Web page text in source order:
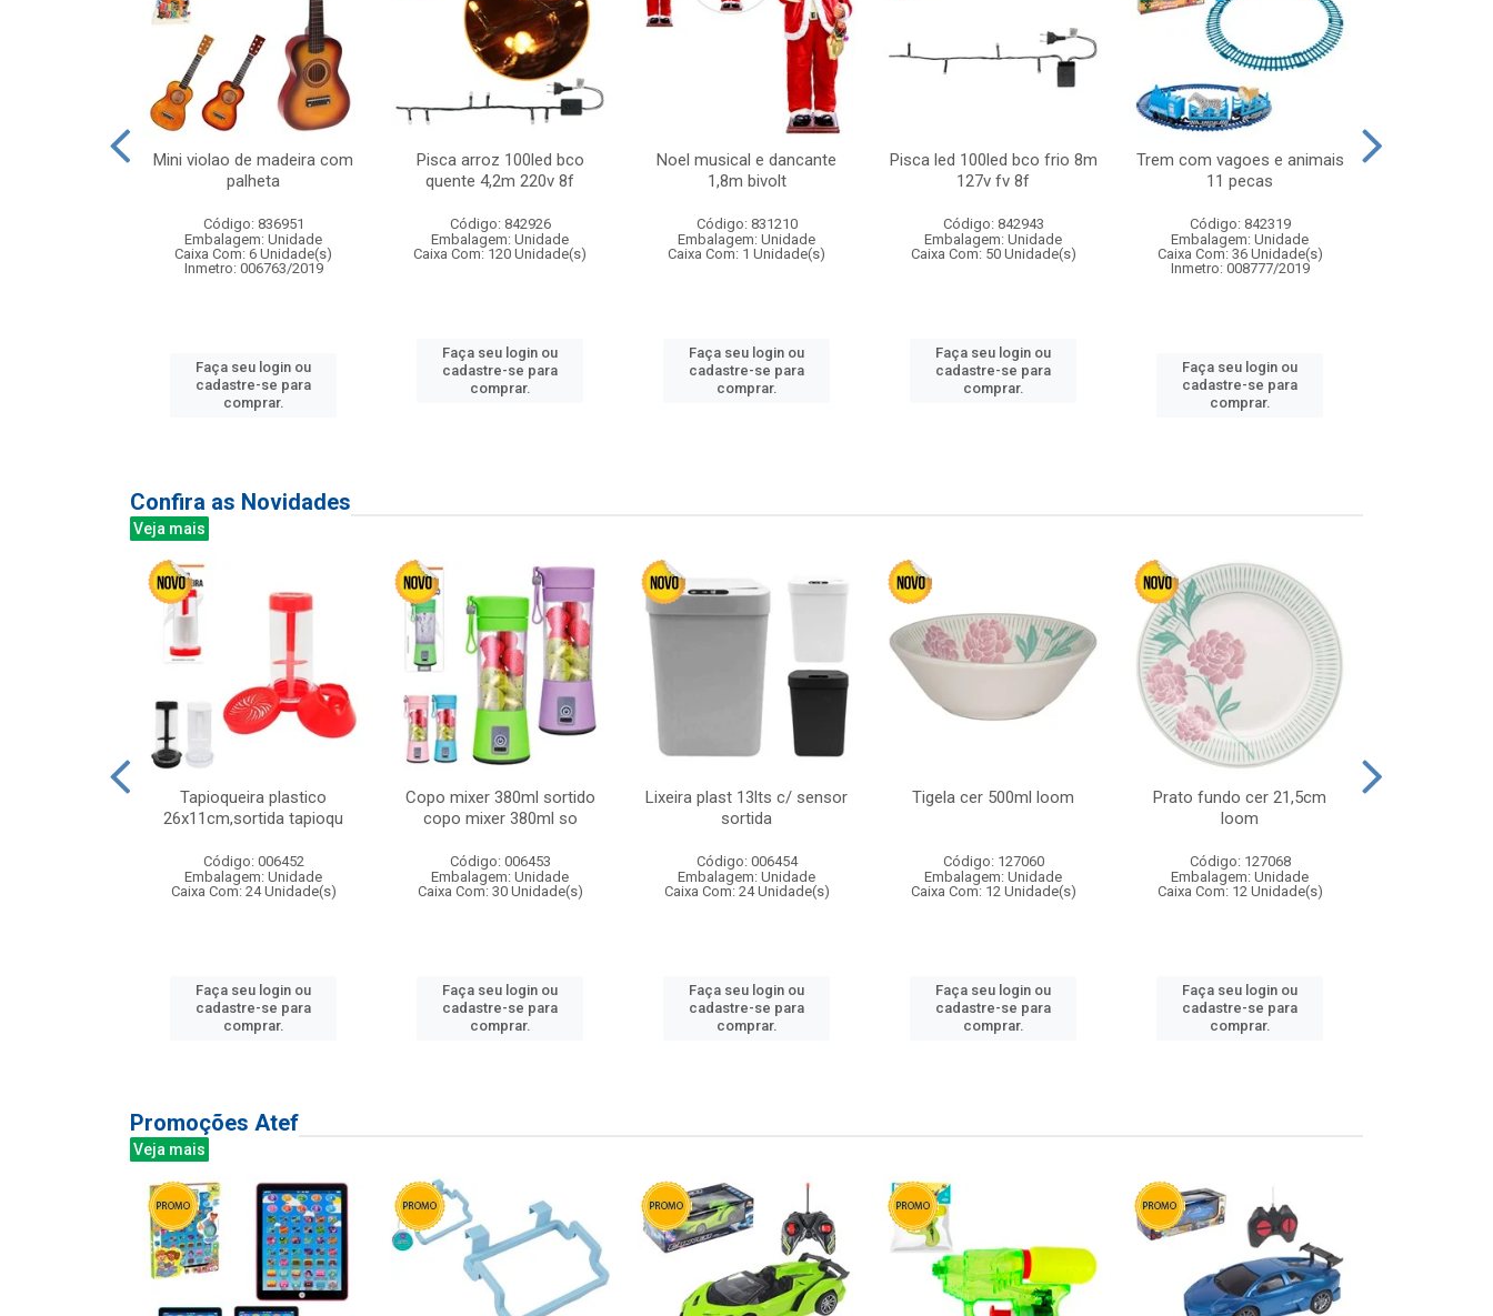
Mini violao de madeira com
palheta
Código: 836951
Embalagem: Unidade
Caixa Com: 6 Unidade(s)
Inmetro: 006763/2019
Faça seu login ou
cadastre-se para
comprar.
Pisca arroz 100led bco
quente 4,2m 220v 8f
Código: 842926
Embalagem: Unidade
Caixa Com: 120 Unidade(s)
Faça seu login ou
cadastre-se para
comprar.
Noel musical e dancante
1,8m bivolt
Código: 831210
Embalagem: Unidade
Caixa Com: 1 Unidade(s)
Faça seu login ou
cadastre-se para
comprar.
Pisca led 100led bco frio 8m
127v fv 8f
Código: 842943
Embalagem: Unidade
Caixa Com: 50 Unidade(s)
Faça seu login ou
cadastre-se para
comprar.
Trem com vagoes e animais
11 pecas
Código: 842319
Embalagem: Unidade
Caixa Com: 36 Unidade(s)
Inmetro: 008777/2019
Faça seu login ou
cadastre-se para
comprar.
Confira as Novidades
Veja mais
Tapioqueira plastico
26x11cm,sortida tapioqu
Código: 006452
Embalagem: Unidade
Caixa Com: 24 Unidade(s)
Faça seu login ou
cadastre-se para
comprar.
Copo mixer 380ml sortido
copo mixer 380ml so
Código: 006453
Embalagem: Unidade
Caixa Com: 30 Unidade(s)
Faça seu login ou
cadastre-se para
comprar.
Lixeira plast 13lts c/ sensor
sortida
Código: 006454
Embalagem: Unidade
Caixa Com: 24 Unidade(s)
Faça seu login ou
cadastre-se para
comprar.
Tigela cer 500ml loom
Código: 127060
Embalagem: Unidade
Caixa Com: 12 Unidade(s)
Faça seu login ou
cadastre-se para
comprar.
Prato fundo cer 21,5cm
loom
Código: 127068
Embalagem: Unidade
Caixa Com: 12 Unidade(s)
Faça seu login ou
cadastre-se para
comprar.
Promoções Atef
Veja mais